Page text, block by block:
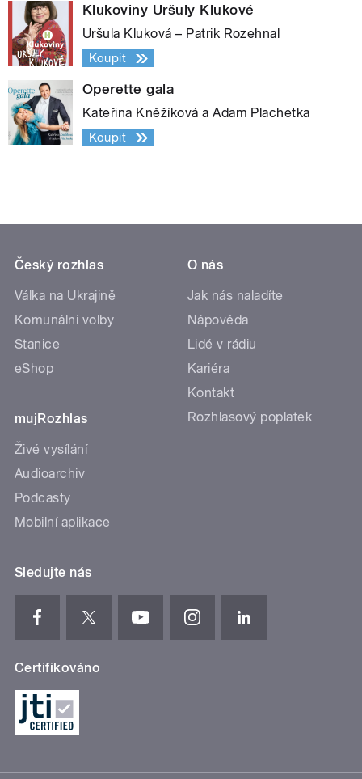
Klukoviny Uršuly Klukové
Uršula Kluková – Patrik Rozehnal
Koupit
Operette gala
Kateřina Kněžíková a Adam Plachetka
Koupit
Český rozhlas
Válka na Ukrajině
Komunální volby
Stanice
eShop
mujRozhlas
Živé vysílání
Audioarchiv
Podcasty
Mobilní aplikace
O nás
Jak nás naladíte
Nápověda
Lidé v rádiu
Kariéra
Kontakt
Rozhlasový poplatek
Sledujte nás
Certifikováno